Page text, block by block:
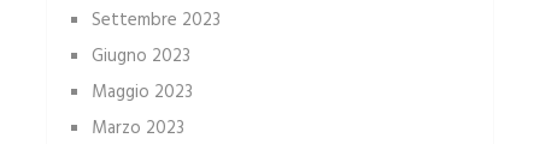
Settembre 2023
Giugno 2023
Maggio 2023
Marzo 2023